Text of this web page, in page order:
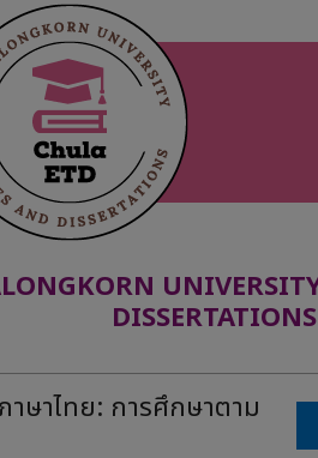
าษาไทย: การศึกษาตาม